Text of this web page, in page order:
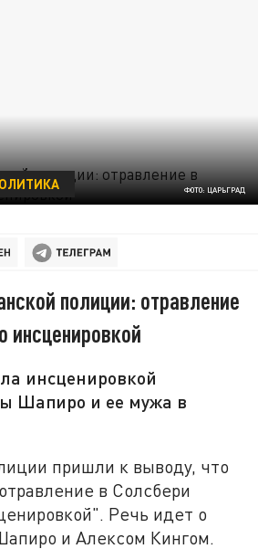
ФОТО: ЦАРЬГРАД
полиции: отравление
инсценировкой
инсценировкой
Шапиро и ее мужа в
пришли к выводу, что
в Солсбери
Речь идет о
и Алексом Кингом.